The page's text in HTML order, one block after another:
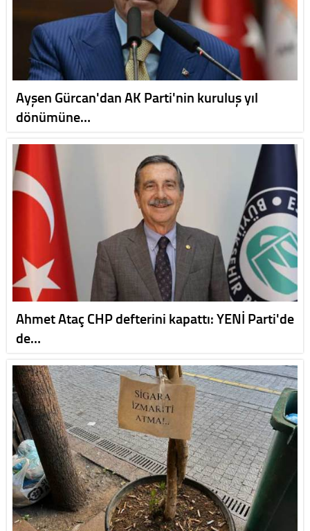
Ayşen Gürcan'dan AK Parti'nin kuruluş yıl
dönümüne…
Ahmet Ataç CHP defterini kapattı: YENİ Parti'de
de…